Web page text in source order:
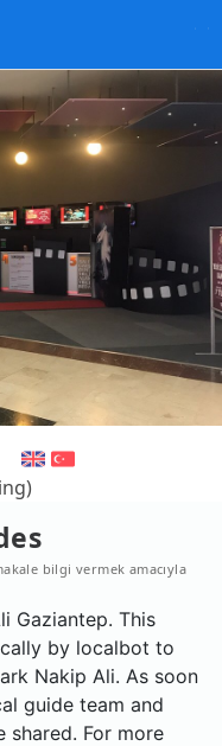
bilgi vermek amacıyla
Gaziantep. This
by localbot to
Nakip Ali. As soon
guide team and
For more